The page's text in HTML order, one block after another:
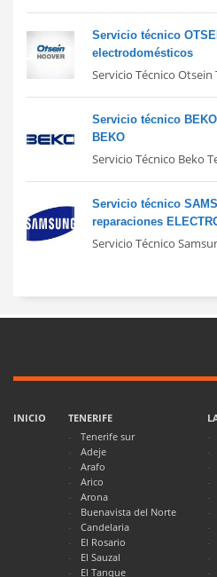
Servicio técnico
electrodomésticos
Servicio Técnico Otsein
Servicio técnico
BEKO
Servicio Técnico Beko
Servicio técnico
reparaciones
Servicio Técnico
INICIO
TENERIFE
Tenerife sur
Adeje
Arafo
Arico
Arona
Buenavista del Norte
Candelaria
El Rosario
El Sauzal
El Tanque